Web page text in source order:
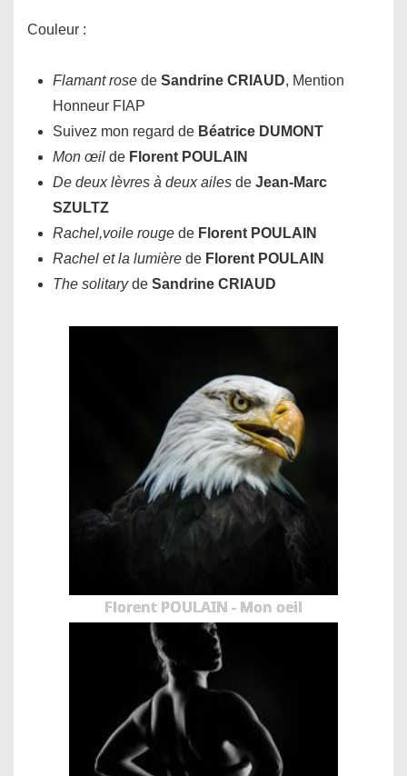
Couleur :
Flamant rose de Sandrine CRIAUD, Mention
Honneur FIAP
Suivez mon regard de Béatrice DUMONT
Mon œil de Florent POULAIN
De deux lèvres à deux ailes de Jean-Marc
SZULTZ
Rachel,voile rouge de Florent POULAIN
Rachel et la lumière de Florent POULAIN
The solitaryde Sandrine CRIAUD
Florent POULAIN - Mon oeil